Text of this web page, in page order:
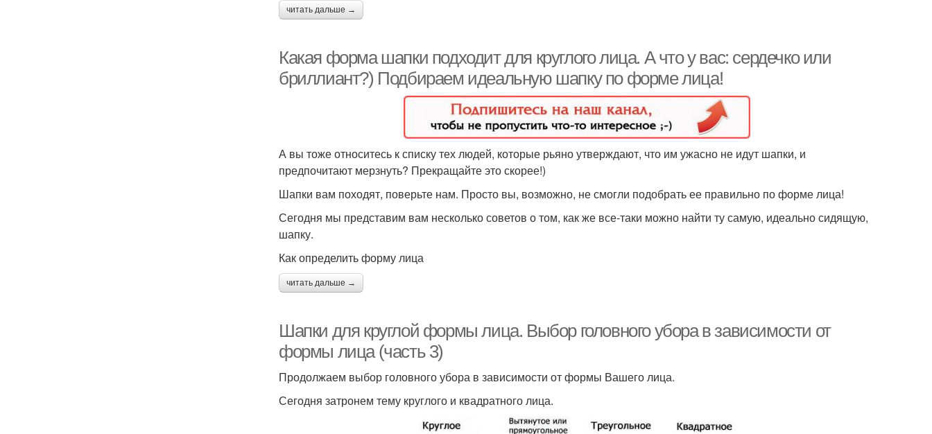
читать дальше →
Какая форма шапки подходит для круглого лица. А что у вас: сердечко или
бриллиант?) Подбираем идеальную шапку по форме лица!
А вы тоже относитесь к списку тех людей, которые рьяно утверждают, что им ужасно не идут шапки, и
предпочитают мерзнуть? Прекращайте это скорее!)
Шапки вам походят, поверьте нам. Просто вы, возможно, не смогли подобрать ее правильно по форме лица!
Сегодня мы представим вам несколько советов о том, как же все-таки можно найти ту самую, идеально сидящую,
шапку.
Как определить форму лица
читать дальше →
Шапки для круглой формы лица. Выбор головного убора в зависимости от
формы лица (часть 3)
Продолжаем выбор головного убора в зависимости от формы Вашего лица.
Сегодня затронем тему круглого и квадратного лица.